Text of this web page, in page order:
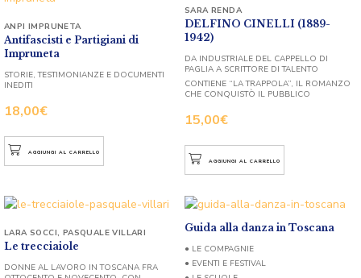
Antifascisti e Partigiani di
Impruneta
18,00€
ANPI IMPRUNETA
STORIE, TESTIMONIANZE E DOCUMENTI
INEDITI
AGGIUNGI AL CARRELLO
DELFINO CINELLI (1889-
1942)
15,00€
SARA RENDA
DA INDUSTRIALE DEL CAPPELLO DI
PAGLIA A SCRITTORE DI TALENTO
CONTIENE “LA TRAPPOLA”, IL ROMANZO
CHE CONQUISTÒ IL PUBBLICO
AGGIUNGI AL CARRELLO
Le trecciaiole
LARA SOCCI, PASQUALE VILLARI
DONNE AL LAVORO IN TOSCANA FRA
Guida alla danza in Toscana
● LE COMPAGNIE
● EVENTI E FESTIVAL